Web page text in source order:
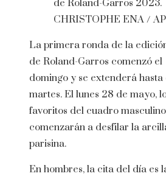
de Roland-Garros 2023.
CHRISTOPHE ENA / AP
La primera ronda de la
de Roland-Garros comenzó el
domingo y se extenderá hasta
martes. El lunes 28 de mayo,
favoritos del cuadro masculino
comenzarán a desfilar la
parisina.
En hombres, la cita del día es